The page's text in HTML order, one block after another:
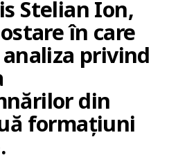
Stelian Ion,
în care
privind
din
formațiuni